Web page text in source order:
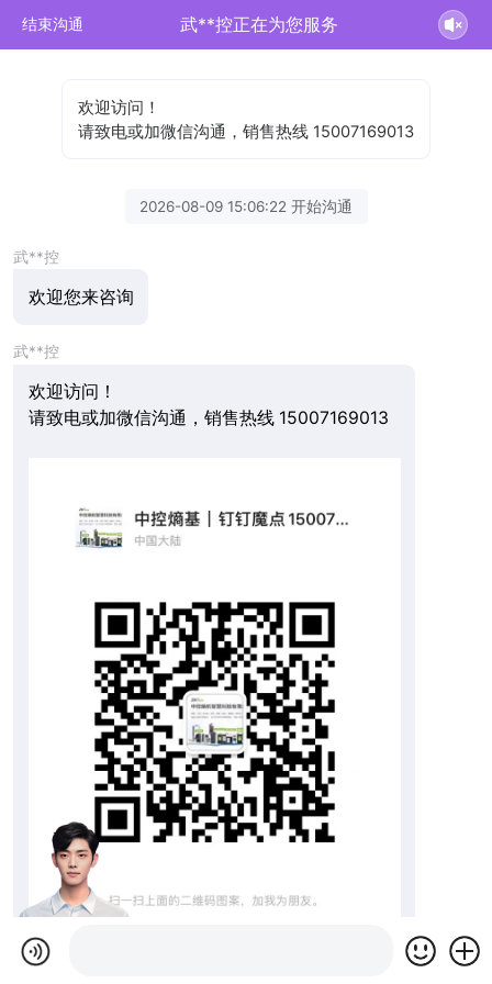
结束沟通 武**控正在为您服务
欢迎访问！
请致电或加微信沟通，销售热线 15007169013
2026-08-09 15:06:22 开始沟通
武**控
欢迎您来咨询
武**控
欢迎访问！
请致电或加微信沟通，销售热线 15007169013